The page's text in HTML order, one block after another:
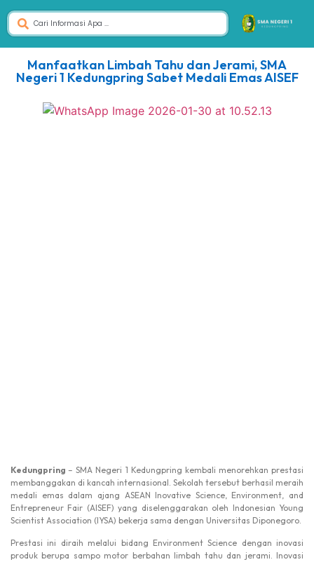
Manfaatkan Limbah Tahu dan Jerami, SMA
Negeri 1 Kedungpring Sabet Medali Emas AISEF
Kedungpring– SMA Negeri 1 Kedungpring kembali menorehkan prestasi
membanggakan di kancah internasional. Sekolah tersebut berhasil meraih
medali emas dalam ajang ASEAN Inovative Science, Environment, and
Entrepreneur Fair (AISEF) yang diselenggarakan oleh Indonesian Young
Scientist Association (IYSA) bekerja sama dengan Universitas Diponegoro.
Prestasi ini diraih melalui bidang Environment Science dengan inovasi
produk berupa sampo motor berbahan limbah tahu dan jerami. Inovasi